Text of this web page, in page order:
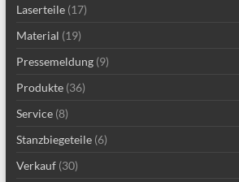
Laserteile(17)
Material (19)
Pressemeldung(9)
Produkte(36)
Service(8)
Stanzbiegeteile(6)
Verkauf(30)